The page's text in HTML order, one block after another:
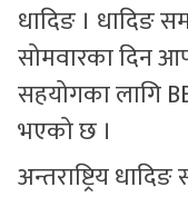
धादिङ । धादिङ
सोमवारका दिन
सहयोगका लागि
भएको छ ।
अन्तराष्ट्रिय